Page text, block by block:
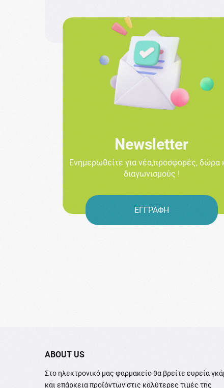
Newsletter
Ενημερωθείτε για νέα,προσφορές, δώρα
διαγωνισμούς !
ΕΓΓΡΑΦΗ
ABOUT US
Στο ηλεκτρονικό μας φαρμακείο θα βρείτε ευρεία
και επάρκεια προϊόντων στις καλύτερες τιμές της